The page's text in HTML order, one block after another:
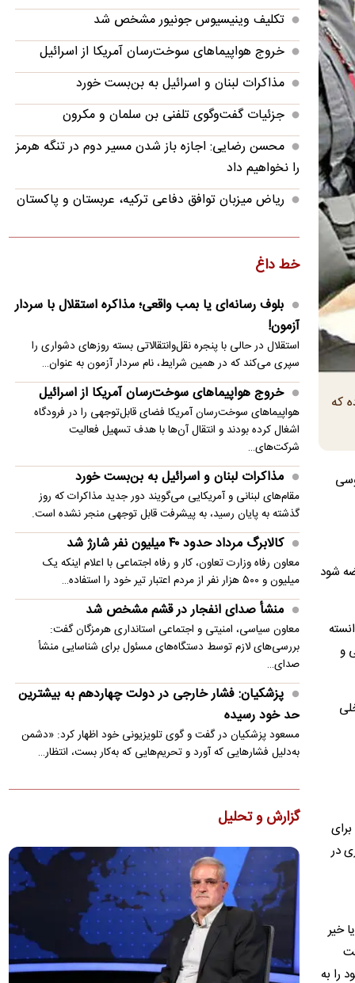
که
عرضه شود
و
در
خیر
را به
تکلیف وینیسیوس جونیور مشخص شد
خروج هواپیماهای سوخت‌رسان آمریکا از اسرائیل
مذاکرات لبنان و اسرائیل به بن‌بست خورد
جزئیات گفت‌وگوی تلفنی بن سلمان و مکرون
محسن رضایی: اجازه باز شدن مسیر دوم در تنگه هرمز
را نخواهیم داد
ریاض میزبان توافق دفاعی ترکیه، عربستان و پاکستان
پالس‌های تازه از دیپلماسی؛ توافق ایران و آمریکا در
راه است؟
وضعیت جوی کشور در ۷۲ ساعت آینده/ موج
بارش‌های تابستانه در راه ۱۱ استان
رابرت دنیرو: کشور من دیگر دوست داشتنی نیست
سی‌ان‌ان: ترامپ از افشای کمبود ذخایر موشکی آمریکا
خشمگین است
خط داغ
بلوف رسانه‌ای یا بمب واقعی؛ مذاکره استقلال با سردار
آزمون!
استقلال در حالی با پنجره نقل‌وانتقالاتی بسته روزهای دشواری را
سپری می‌کند که در همین شرایط، نام سردار آزمون به عنوان…
خروج هواپیماهای سوخت‌رسان آمریکا از اسرائیل
هواپیماهای سوخت‌رسان آمریکا فضای قابل‌توجهی را در فرودگاه
اشغال کرده بودند و انتقال آن‌ها با هدف تسهیل فعالیت
شرکت‌های…
مذاکرات لبنان و اسرائیل به بن‌بست خورد
مقام‌های لبنانی و آمریکایی می‌گویند دور جدید مذاکرات که روز
گذشته به پایان رسید، به پیشرفت قابل توجهی منجر نشده است.
کالابرگ مرداد حدود ۴۰‌ میلیون نفر شارژ شد
معاون رفاه وزارت تعاون، کار و رفاه اجتماعی با اعلام اینکه یک
میلیون و ۵۰۰ هزار نفر از مردم اعتبار تیر خود را استفاده…
منشأ صدای انفجار در قشم مشخص شد
معاون سیاسی، امنیتی و اجتماعی استانداری هرمزگان گفت:
بررسی‌های لازم توسط دستگاه‌های مسئول برای شناسایی منشأ
صدای…
پزشکیان: فشار خارجی در دولت چهاردهم به بیشترین
حد خود رسیده
مسعود پزشکیان در گفت و گوی تلویزیونی خود اظهار کرد: «دشمن
به‌دلیل فشارهایی که آورد و تحریم‌هایی که به‌کار بست، انتظار…
پیت هگست
ترامپ در واکنش به اخبار مبنی بر درگیری لفظی با پیت هگست
Washington…
زلزله ۴ ریشتری بندرلنگه را لرزاند
زمین‌لرزه‌ای به بزرگی ۴ ریشتر حوالی بندر لنگه را در غرب هرمزگان
لرزاند.
واکنش محمدباقر خرازی به بیانیه دفتر رهبری
محمدباقر خرازی به بیانیه تکذیبیه دفتر رهبری واکنش نشان داد.
گزارش و تحلیل